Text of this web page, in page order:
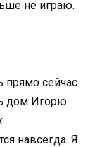
не играю.
сейчас
дом Игорю.
навсегда. Я